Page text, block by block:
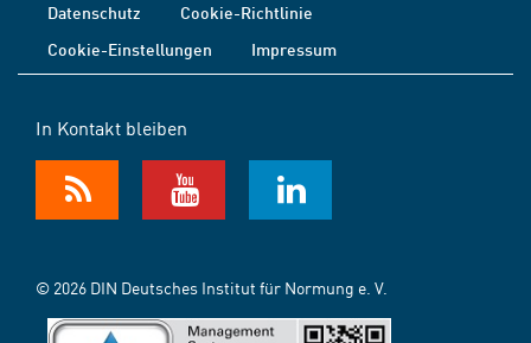
Datenschutz
Cookie-Richtlinie
Cookie-Einstellungen
Impressum
In Kontakt bleiben
© 2026 DIN Deutsches Institut für Normung e. V.